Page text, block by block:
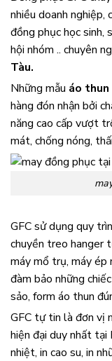
nhiều doanh nghiệp,
đồng phục học sinh,
hội nhóm .. chuyên
Tàu.
Những mẫu áo thun
hàng đón nhận bởi
năng cao cấp vượt
mát, chống nóng,
GFC sử dụng quy
chuyền treo hanger
máy mổ trụ, máy ép
đàm bảo những
sảo, form áo thun
GFC tự tin là đơn vị
hiện đại duy nhất tại
nhiệt, in cao su, in